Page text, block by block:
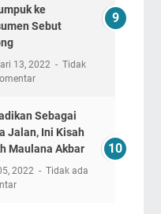
ke
Sebut
13, 2022
Tidak
Sebagai
Jalan, Ini Kisah
Maulana Akbar
2022
Tidak ada